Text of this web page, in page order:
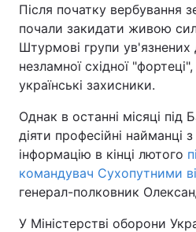
Після початку вербування
почали закидати живою
Штурмові групи ув'язнених
незламної східної
українські захисники.
Однак в останні місяці під
діяти професійні найманці
інформацію в кінці лютого
командувач Сухопутними
генерал-полковник
У Міністерстві оборони